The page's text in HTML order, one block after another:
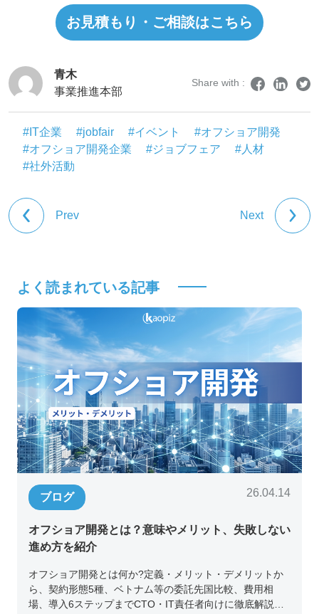
お見積もり・ご相談はこちら
青木
事業推進本部
Share with :
#IT企業 #jobfair #イベント
#オフショア開発
#オフショア開発企業
#ジョブフェア
#人材
#社外活動
Prev Next
よく読まれている記事
ブログ 26.04.14
オフショア開発とは？意味やメリット、失敗しない
進め方を紹介
オフショア開発とは何か?定義・メリット・デメリットか
ら、契約形態5種、ベトナム等の委託先国比較、費用相
場、導入6ステップまでCTO・IT責任者向けに徹底解説。